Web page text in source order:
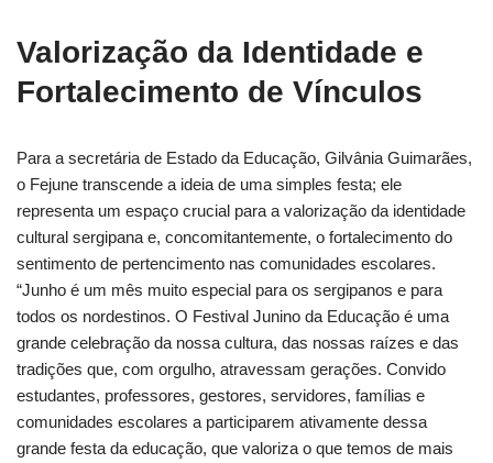
Valorização da Identidade e
Fortalecimento de Vínculos
Para a secretária de Estado da Educação, Gilvânia Guimarães,
o Fejune transcende a ideia de uma simples festa; ele
representa um espaço crucial para a valorização da identidade
cultural sergipana e, concomitantemente, o fortalecimento do
sentimento de pertencimento nas comunidades escolares.
“Junho é um mês muito especial para os sergipanos e para
todos os nordestinos. O Festival Junino da Educação é uma
grande celebração da nossa cultura, das nossas raízes e das
tradições que, com orgulho, atravessam gerações. Convido
estudantes, professores, gestores, servidores, famílias e
comunidades escolares a participarem ativamente dessa
grande festa da educação, que valoriza o que temos de mais